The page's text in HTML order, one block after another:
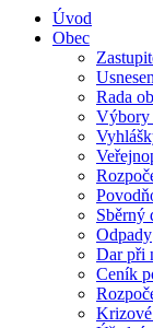
Úvod
Obec
Rada
Výbory
Sběrný
Odpady
Dar při
Ceník